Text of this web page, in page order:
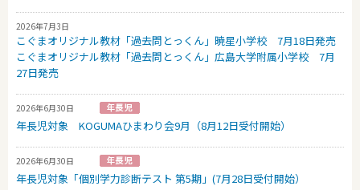
2026年7月3日
こぐまオリジナル教材「過去問とっくん」暁星小学校 7月18日発売
こぐまオリジナル教材「過去問とっくん」広島大学附属小学校 7月
27日発売
2026年6月30日
年長児対象 KOGUMAひまわり会9月（8月12日受付開始）
2026年6月30日
年長児対象「個別学力診断テスト 第5期」(7月28日受付開始）